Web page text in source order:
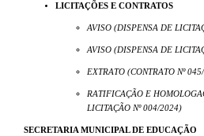
LICITAÇÕES E CONTRATOS
AVISO (DISPENSA DE
AVISO (DISPENSA DE
EXTRATO (CONTRATO Nº
RATIFICAÇÃO E
LICITAÇÃO Nº 004/2024)
SECRETARIA MUNICIPAL DE EDUCAÇÃO